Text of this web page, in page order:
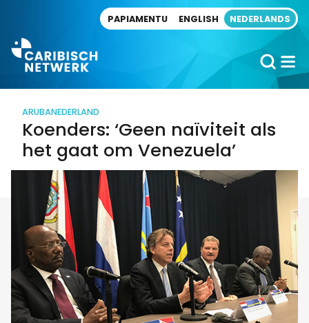
PAPIAMENTU ENGLISH NEDERLANDS
ARUBANEDERLAND
Koenders: ‘Geen naïviteit als
het gaat om Venezuela’